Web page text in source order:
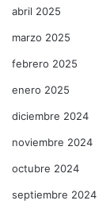
abril 2025
marzo 2025
febrero 2025
enero 2025
diciembre 2024
noviembre 2024
octubre 2024
septiembre 2024